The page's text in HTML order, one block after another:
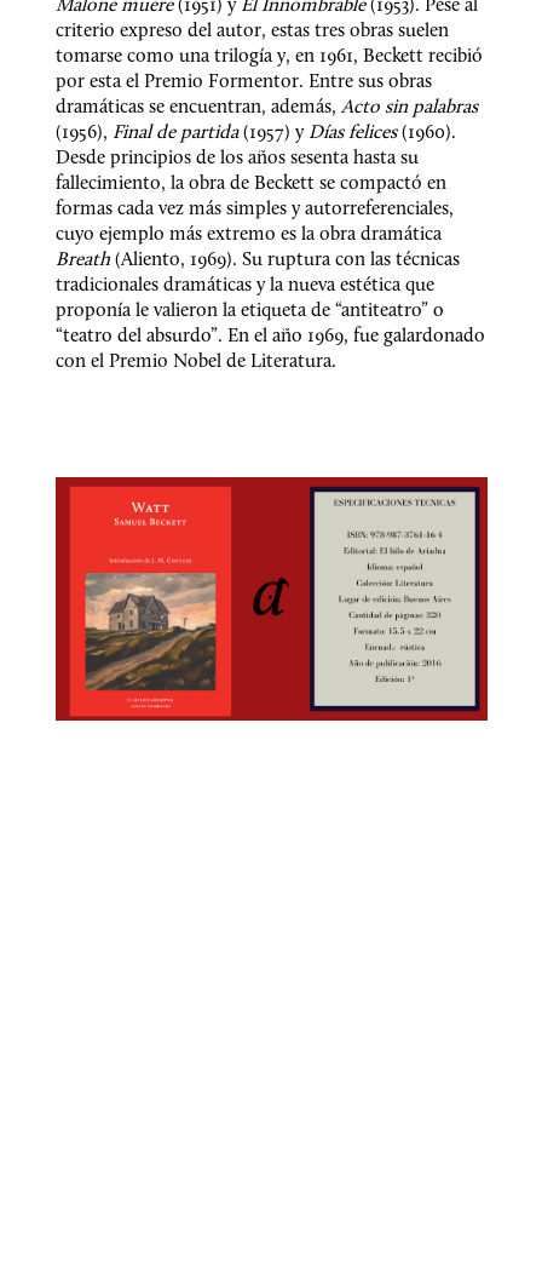
Malone muere (1951) y El Innombrable (1953). Pese al
criterio expreso del autor, estas tres obras suelen
tomarse como una trilogía y, en 1961, Beckett recibió
por esta el Premio Formentor. Entre sus obras
dramáticas se encuentran, además, Acto sin palabras
(1956), Final de partida (1957) y Días felices (1960).
Desde principios de los años sesenta hasta su
fallecimiento, la obra de Beckett se compactó en
formas cada vez más simples y autorreferenciales,
cuyo ejemplo más extremo es la obra dramática
Breath (Aliento, 1969). Su ruptura con las técnicas
tradicionales dramáticas y la nueva estética que
proponía le valieron la etiqueta de “antiteatro” o
“teatro del absurdo”. En el año 1969, fue galardonado
con el Premio Nobel de Literatura.